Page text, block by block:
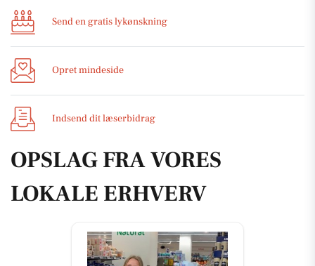
Send en gratis lykønskning
Opret mindeside
Indsend dit læserbidrag
OPSLAG FRA VORES
LOKALE ERHVERV